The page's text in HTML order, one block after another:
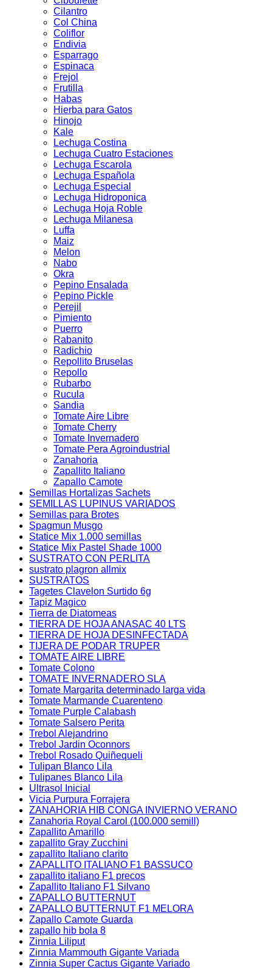
Cilantro
Col China
Coliflor
Endivia
Esparrago
Espinaca
Frejol
Frutilla
Habas
Hierba para Gatos
Hinojo
Kale
Lechuga Costina
Lechuga Cuatro Estaciones
Lechuga Escarola
Lechuga Española
Lechuga Especial
Lechuga Hidroponica
Lechuga Hoja Roble
Lechuga Milanesa
Luffa
Maiz
Melon
Nabo
Okra
Pepino Ensalada
Pepino Pickle
Perejil
Pimiento
Puerro
Rabanito
Radichio
Repollito Bruselas
Repollo
Rubarbo
Rucula
Sandia
Tomate Aire Libre
Tomate Cherry
Tomate Invernadero
Tomate Pera Agroindustrial
Zanahoria
Zapallito Italiano
Zapallo Camote
Semillas Hortalizas Sachets
SEMILLAS LUPINUS VARIADOS
Semillas para Brotes
Spagmun Musgo
Statice Mix 1.000 semillas
Statice Mix Pastel Shade 1000
SUSTRATO CON PERLITA
sustrato plagron allmix
SUSTRATOS
Tagetes Clavelon Surtido 6g
Tapiz Magico
Tierra de Diatomeas
TIERRA DE HOJA ANASAC 40 LTS
TIERRA DE HOJA DESINFECTADA
TIJERA DE PODAR TRUPER
TOMATE AIRE LIBRE
Tomate Colono
TOMATE INVERNADERO SLA
Tomate Margarita determinado larga vida
Tomate Marmande Cuarenteno
Tomate Purple Calabash
Tomate Salsero Perita
Trebol Alejandrino
Trebol Jardin Oconnors
Trebol Rosado Quiñequeli
Tulipan Blanco Lila
Tulipanes Blanco Lila
Ultrasol Inicial
Vicia Purpura Forrajera
ZANAHORIA HIB CONGA INVIERNO VERANO
Zanahoria Royal Carol (100.000 semill)
Zapallito Amarillo
zapallito Gray Zucchini
zapallito Italiano clarito
ZAPALLITO ITALIANO F1 BASSUCO
zapallito italiano F1 precos
Zapallito Italiano F1 Silvano
ZAPALLO BUTTERNUT
ZAPALLO BUTTERNUT F1 MELORA
Zapallo Camote Guarda
zapallo hib bola 8
Zinnia Liliput
Zinnia Mammouth Gigante Variada
Zinnia Super Cactus Gigante Variado